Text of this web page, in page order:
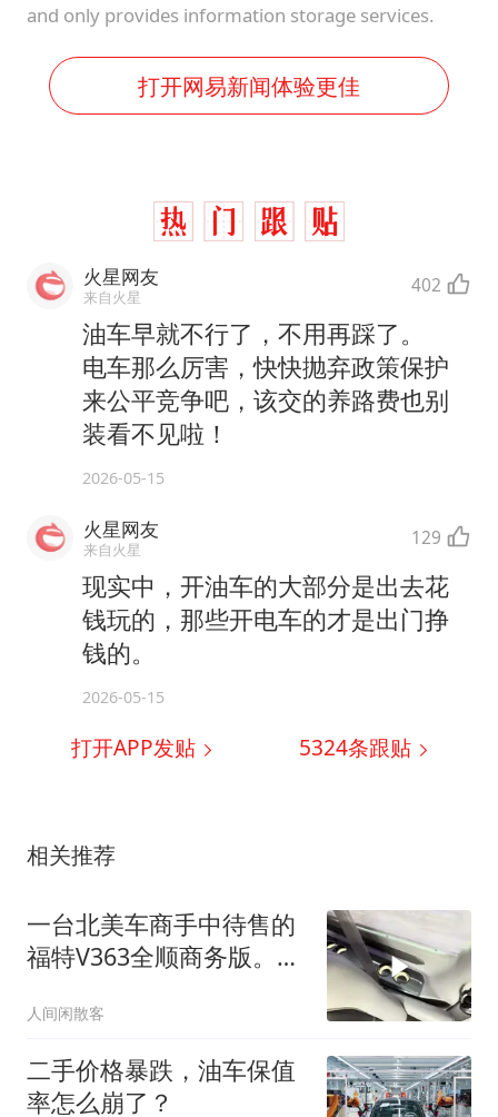
and only provides information storage services.
打开网易新闻体验更佳
火星网友
来自火星 402
油车早就不行了，不用再踩了。
电车那么厉害，快快抛弃政策保护
来公平竞争吧，该交的养路费也别
装看不见啦！
2026-05-15
火星网友
来自火星 129
现实中，开油车的大部分是出去花
钱玩的，那些开电车的才是出门挣
钱的。
2026-05-15
打开APP发贴 5324条跟贴
相关推荐
一台北美车商手中待售的
福特V363全顺商务版。非
人间闲散客
二手价格暴跌，油车保值
率怎么崩了？